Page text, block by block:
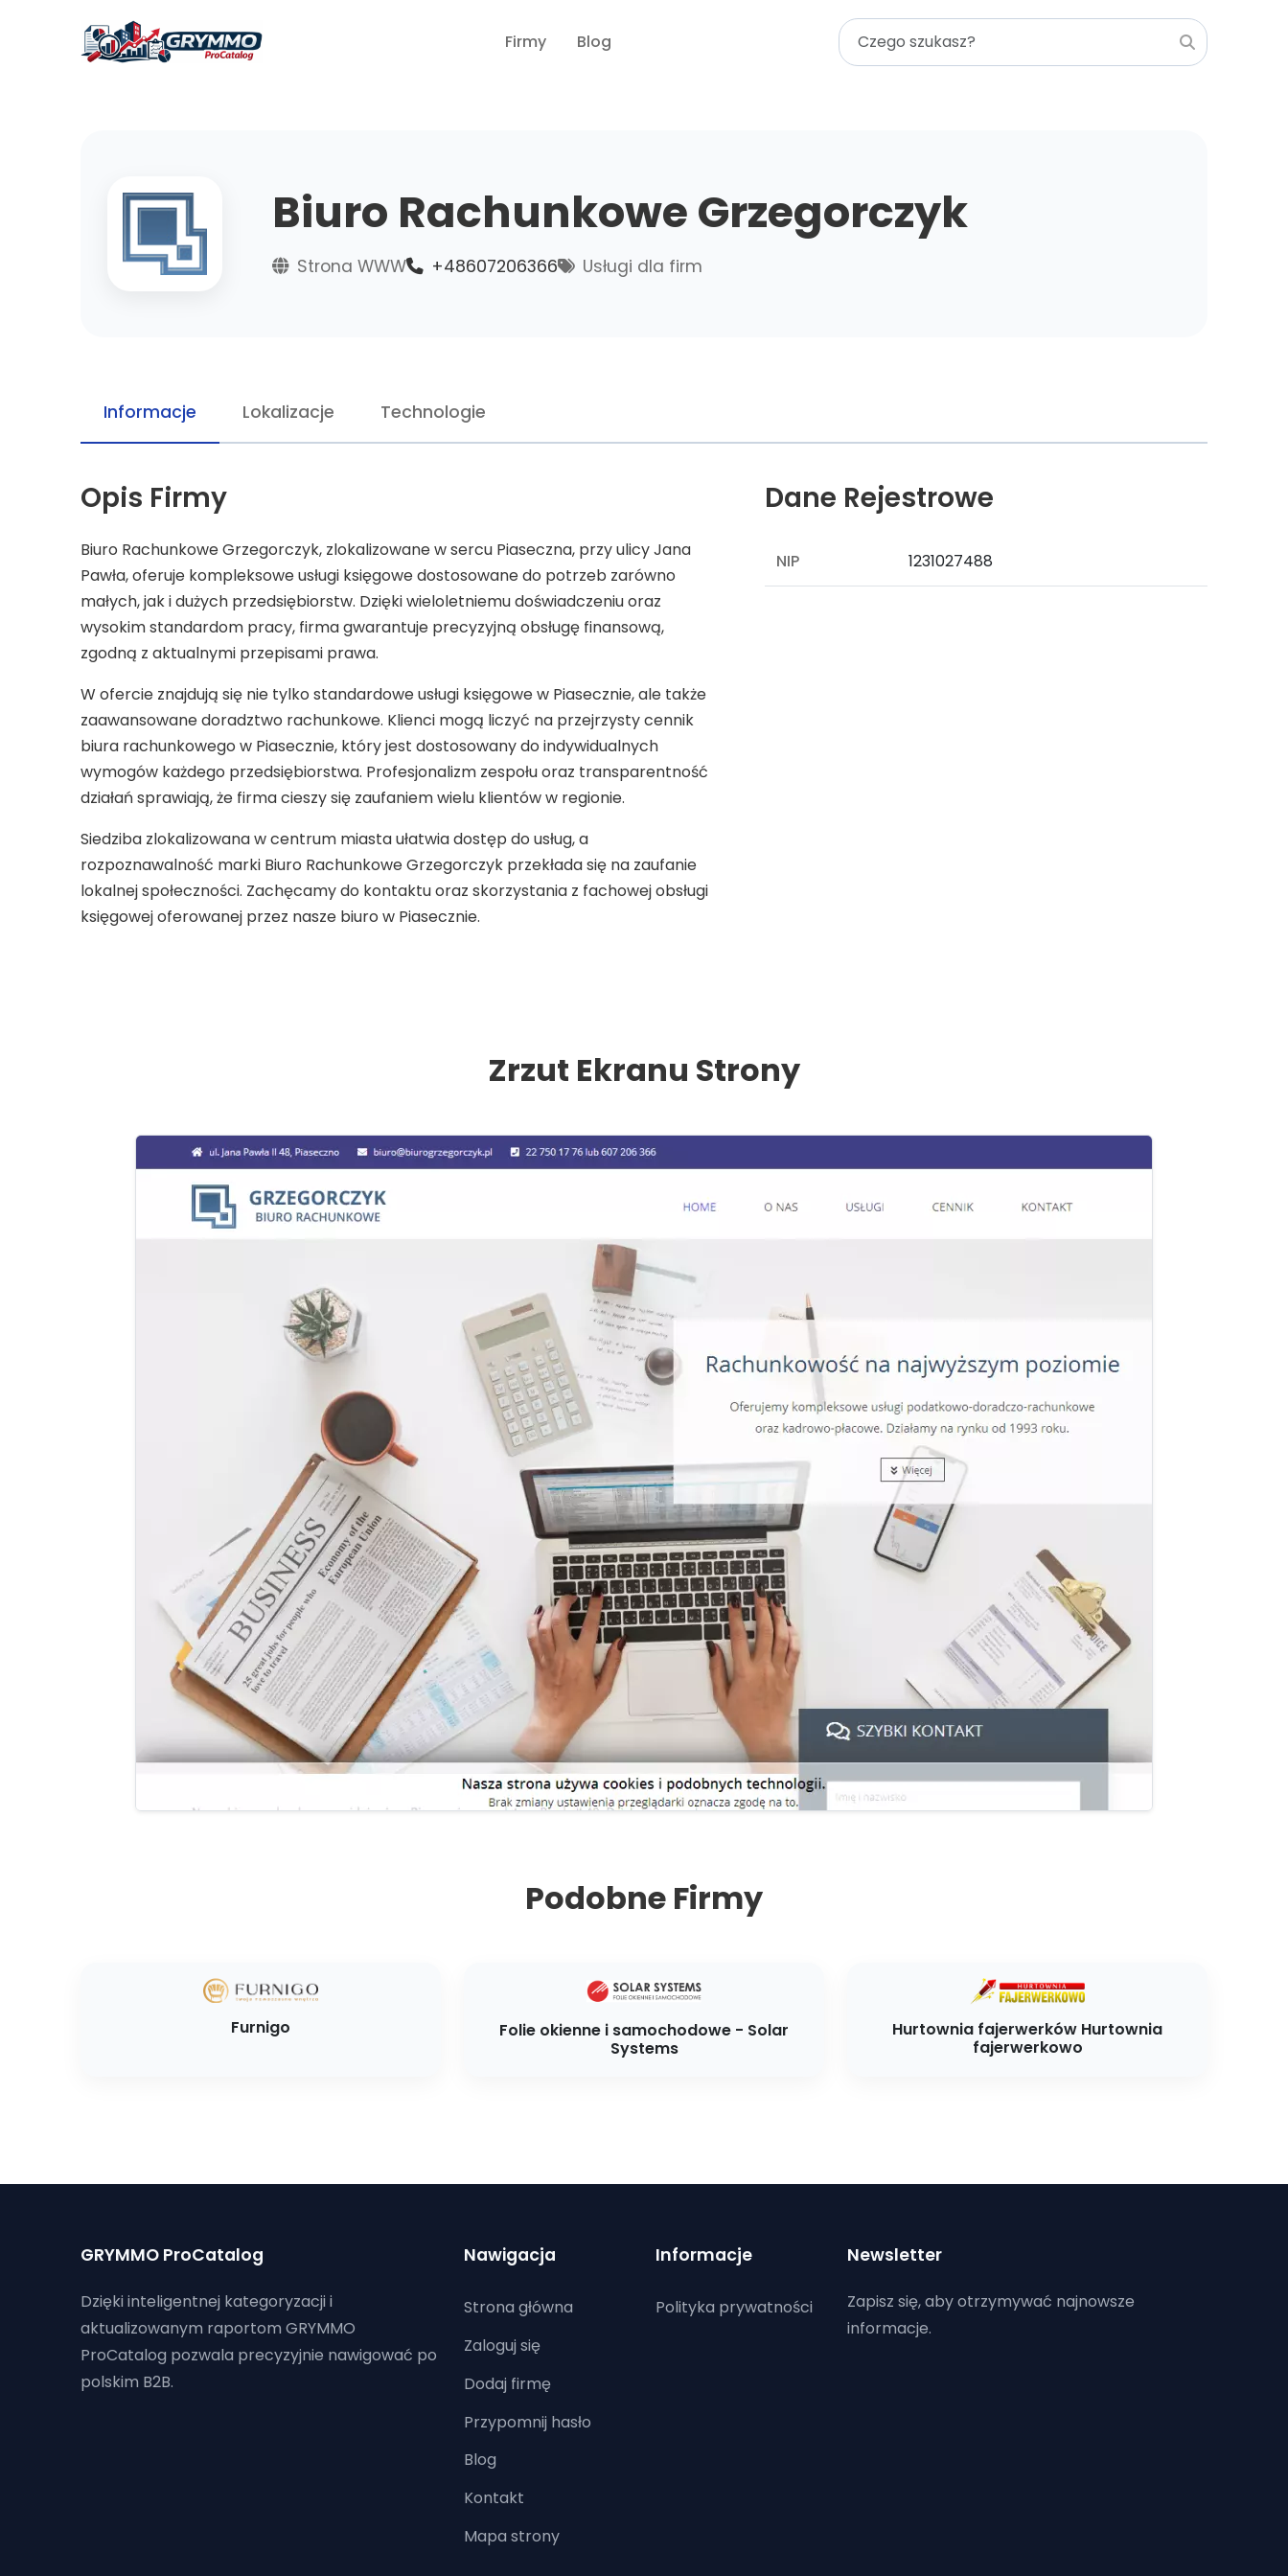
Firmy Blog
Biuro Rachunkowe Grzegorczyk
Strona WWW +48607206366 Usługi dla firm
Informacje Lokalizacje Technologie
Opis Firmy
Biuro Rachunkowe Grzegorczyk, zlokalizowane w sercu Piaseczna, przy ulicy Jana
Pawła, oferuje kompleksowe usługi księgowe dostosowane do potrzeb zarówno
małych, jak i dużych przedsiębiorstw. Dzięki wieloletniemu doświadczeniu oraz
wysokim standardom pracy, firma gwarantuje precyzyjną obsługę finansową,
zgodną z aktualnymi przepisami prawa.
W ofercie znajdują się nie tylko standardowe usługi księgowe w Piasecznie, ale także
zaawansowane doradztwo rachunkowe. Klienci mogą liczyć na przejrzysty cennik
biura rachunkowego w Piasecznie, który jest dostosowany do indywidualnych
wymogów każdego przedsiębiorstwa. Profesjonalizm zespołu oraz transparentność
działań sprawiają, że firma cieszy się zaufaniem wielu klientów w regionie.
Siedziba zlokalizowana w centrum miasta ułatwia dostęp do usług, a
rozpoznawalność marki Biuro Rachunkowe Grzegorczyk przekłada się na zaufanie
lokalnej społeczności. Zachęcamy do kontaktu oraz skorzystania z fachowej obsługi
księgowej oferowanej przez nasze biuro w Piasecznie.
Dane Rejestrowe
NIP 1231027488
Zrzut Ekranu Strony
Podobne Firmy
Furnigo
Folie okienne i samochodowe - Solar
Systems
Hurtownia fajerwerków Hurtownia
fajerwerkowo
GRYMMO ProCatalog
Dzięki inteligentnej kategoryzacji i
aktualizowanym raportom GRYMMO
ProCatalog pozwala precyzyjnie nawigować po
polskim B2B.
Nawigacja
Strona główna
Zaloguj się
Dodaj firmę
Przypomnij hasło
Blog
Kontakt
Mapa strony
Informacje
Polityka prywatności
Newsletter
Zapisz się, aby otrzymywać najnowsze
informacje.